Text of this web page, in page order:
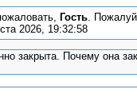
Гость.
2026, 19:32:58
закрыта. Почему она